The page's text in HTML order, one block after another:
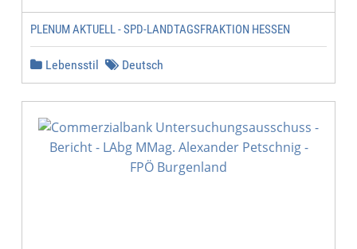
PLENUM AKTUELL - SPD-LANDTAGSFRAKTION HESSEN
Lebensstil Deutsch